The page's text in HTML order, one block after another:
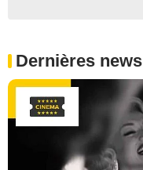
Dernières news